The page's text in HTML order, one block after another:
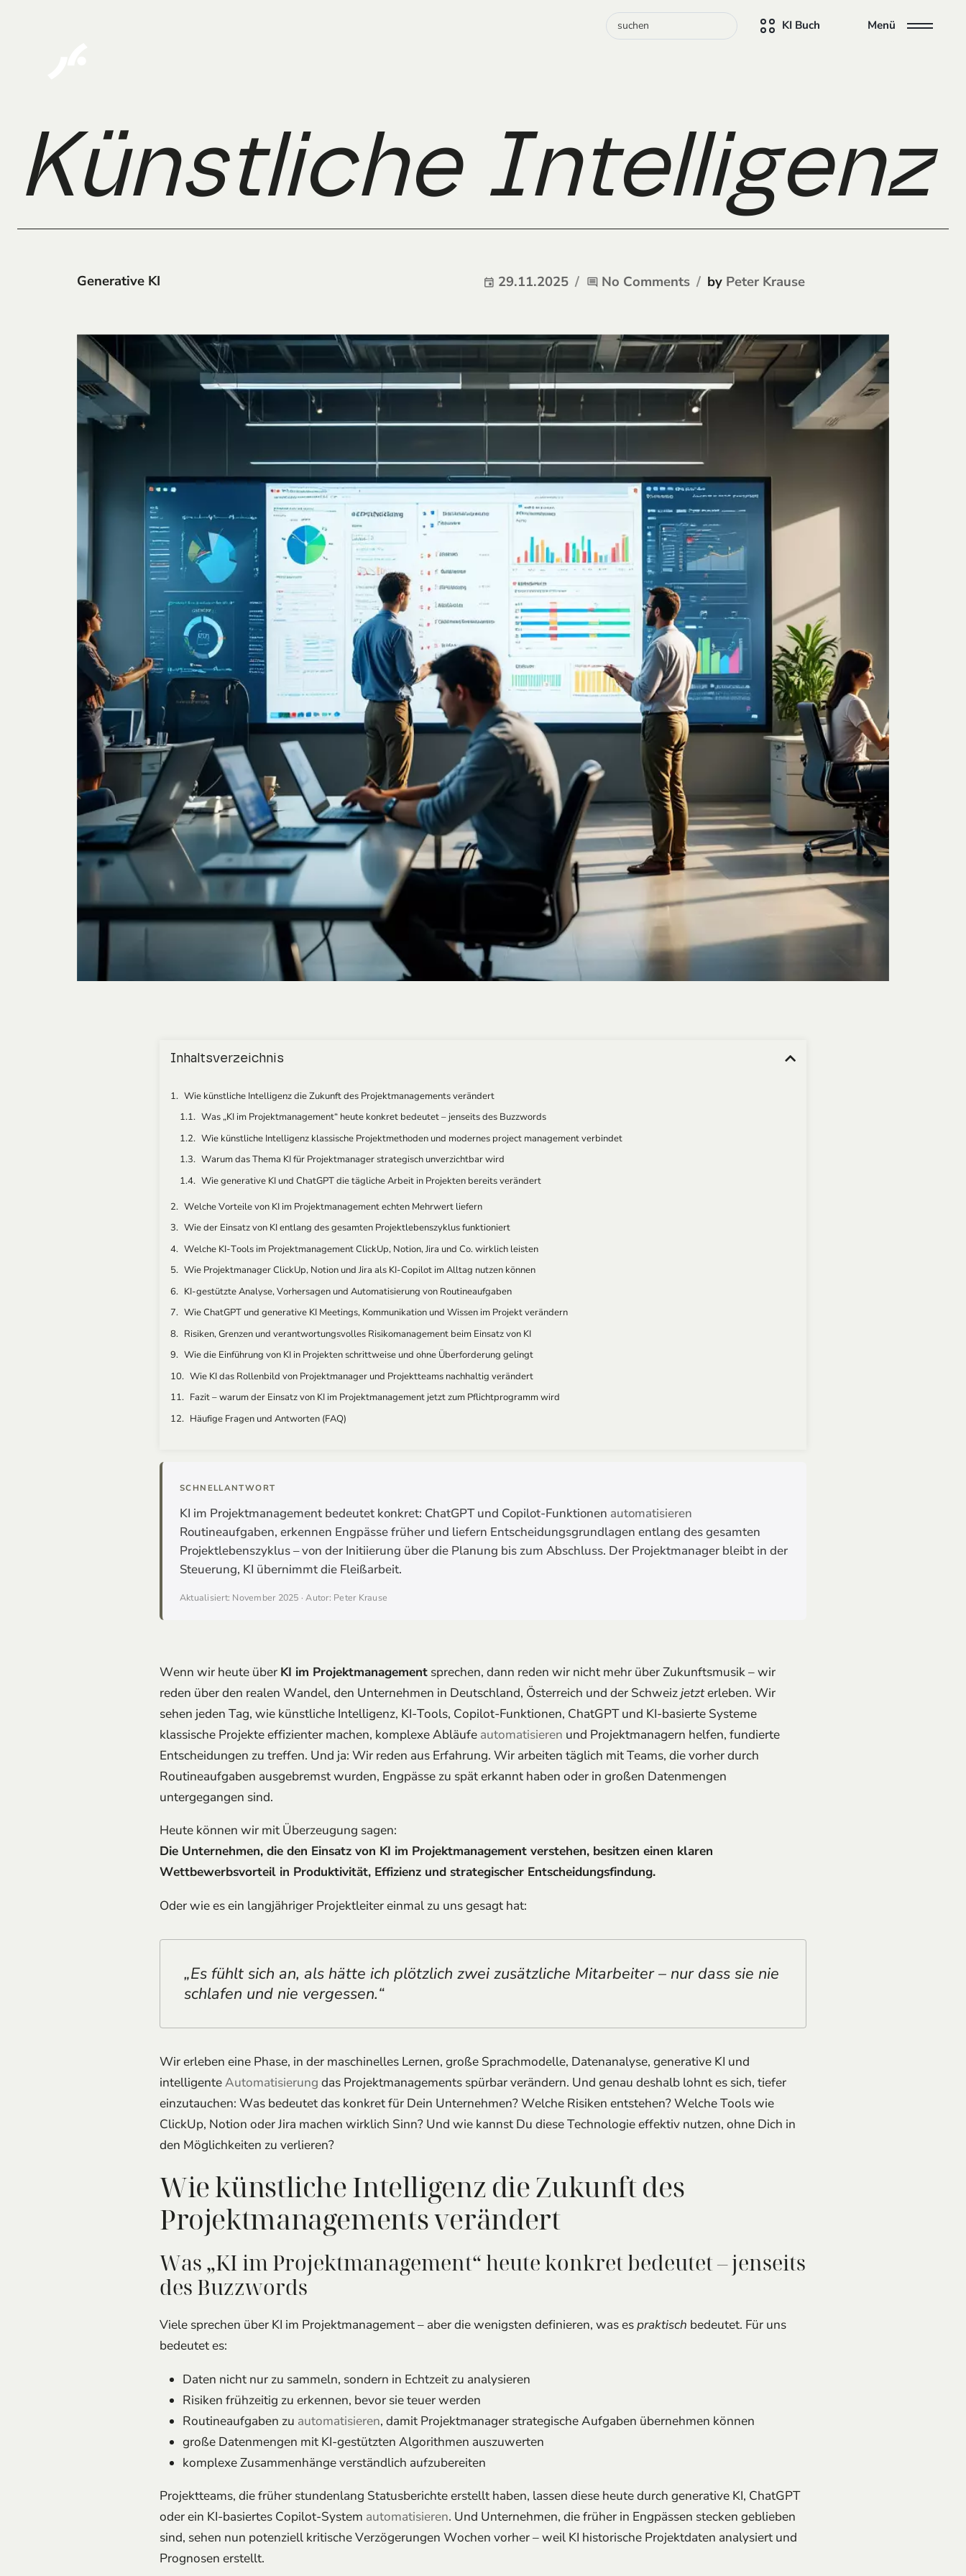
KI Buch Menü
Künstliche
Generative KI event 29.11.2025 comment No Comments by Peter Krause
Inhaltsverzeichnis
Wie künstliche Intelligenz die Zukunft des Projektmanagements verändert
Was „KI im Projektmanagement“ heute konkret bedeutet – jenseits des Buzzwords
Wie künstliche Intelligenz klassische Projektmethoden und modernes project management verbindet
Warum das Thema KI für Projektmanager strategisch unverzichtbar wird
Wie generative KI und ChatGPT die tägliche Arbeit in Projekten bereits verändert
Welche Vorteile von KI im Projektmanagement echten Mehrwert liefern
Wie der Einsatz von KI entlang des gesamten Projektlebenszyklus funktioniert
Welche KI-Tools im Projektmanagement ClickUp, Notion, Jira und Co. wirklich leisten
Wie Projektmanager ClickUp, Notion und Jira als KI-Copilot im Alltag nutzen können
KI-gestützte Analyse, Vorhersagen und Automatisierung von Routineaufgaben
Wie ChatGPT und generative KI Meetings, Kommunikation und Wissen im Projekt verändern
Risiken, Grenzen und verantwortungsvolles Risikomanagement beim Einsatz von KI
Wie die Einführung von KI in Projekten schrittweise und ohne Überforderung gelingt
Wie KI das Rollenbild von Projektmanager und Projektteams nachhaltig verändert
Fazit – warum der Einsatz von KI im Projektmanagement jetzt zum Pflichtprogramm wird
Häufige Fragen und Antworten (FAQ)
SCHNELLANTWORT
KI im Projektmanagement bedeutet konkret: ChatGPT und Copilot-Funktionen automatisieren
Routineaufgaben, erkennen Engpässe früher und liefern Entscheidungsgrundlagen entlang des gesamten
Projektlebenszyklus – von der Initiierung über die Planung bis zum Abschluss. Der Projektmanager bleibt in der
Steuerung, KI übernimmt die Fleißarbeit.
Aktualisiert: November 2025 · Autor: Peter Krause
Wenn wir heute über KI im Projektmanagement sprechen, dann reden wir nicht mehr über Zukunftsmusik – wir
reden über den realen Wandel, den Unternehmen in Deutschland, Österreich und der Schweizjetzterleben. Wir
sehen jeden Tag, wie künstliche Intelligenz, KI-Tools, Copilot-Funktionen, ChatGPT und KI-basierte Systeme
klassische Projekte effizienter machen, komplexe Abläufe automatisieren und Projektmanagern helfen, fundierte
Entscheidungen zu treffen. Und ja: Wir reden aus Erfahrung. Wir arbeiten täglich mit Teams, die vorher durch
Routineaufgaben ausgebremst wurden, Engpässe zu spät erkannt haben oder in großen Datenmengen
untergegangen sind.
Heute können wir mit Überzeugung sagen:
Die Unternehmen, die den Einsatz von KI im Projektmanagement verstehen, besitzen einen klaren
Wettbewerbsvorteil in Produktivität, Effizienz und strategischer Entscheidungsfindung.
Oder wie es ein langjähriger Projektleiter einmal zu uns gesagt hat:
„Es fühlt sich an, als hätte ich plötzlich zwei zusätzliche Mitarbeiter – nur dass sie nie
schlafen und nie vergessen.“
Wir erleben eine Phase, in der maschinelles Lernen, große Sprachmodelle, Datenanalyse, generative KI und
intelligenteAutomatisierung das Projektmanagements spürbar verändern. Und genau deshalb lohnt es sich, tiefer
einzutauchen: Was bedeutet das konkret für Dein Unternehmen? Welche Risiken entstehen? Welche Tools wie
ClickUp, Notion oder Jira machen wirklich Sinn? Und wie kannst Du diese Technologie effektiv nutzen, ohne Dich in
den Möglichkeiten zu verlieren?
Wie künstliche Intelligenz die Zukunft des
Projektmanagements verändert
Was „KI im Projektmanagement“ heute konkret bedeutet – jenseits
des Buzzwords
Viele sprechen über KI im Projektmanagement – aber die wenigsten definieren, was espraktisch bedeutet. Für uns
bedeutet es:
Daten nicht nur zu sammeln, sondern in Echtzeit zu analysieren
Risiken frühzeitig zu erkennen, bevor sie teuer werden
Routineaufgaben zu automatisieren, damit Projektmanager strategische Aufgaben übernehmen können
große Datenmengen mit KI-gestützten Algorithmen auszuwerten
komplexe Zusammenhänge verständlich aufzubereiten
Projektteams, die früher stundenlang Statusberichte erstellt haben, lassen diese heute durch generative KI, ChatGPT
oder ein KI-basiertes Copilot-System automatisieren. Und Unternehmen, die früher in Engpässen stecken geblieben
sind, sehen nun potenziell kritische Verzögerungen Wochen vorher – weil KI historische Projektdaten analysiert und
Prognosen erstellt.